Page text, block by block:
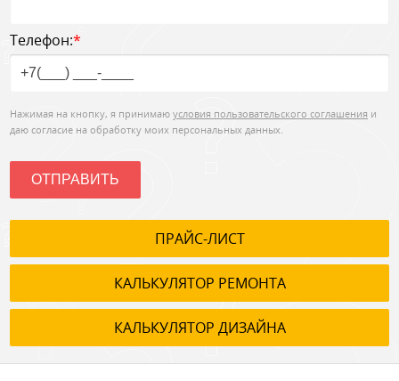
Телефон:*
Нажимая на кнопку, я принимаю условия пользовательского соглашения и
даю согласие на обработку моих персональных данных.
ОТПРАВИТЬ
ПРАЙС-ЛИСТ
КАЛЬКУЛЯТОР РЕМОНТА
КАЛЬКУЛЯТОР ДИЗАЙНА